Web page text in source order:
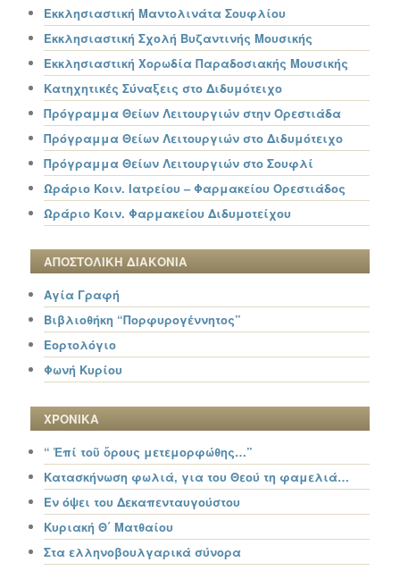
Εκκλησιαστική Μαντολινάτα Σουφλίου
Εκκλησιαστική Σχολή Βυζαντινής Μουσικής
Εκκλησιαστική Χορωδία Παραδοσιακής Μουσικής
Κατηχητικές Σύναξεις στο Διδυμότειχο
Πρόγραμμα Θείων Λειτουργιών στην Ορεστιάδα
Πρόγραμμα Θείων Λειτουργιών στο Διδυμότειχο
Πρόγραμμα Θείων Λειτουργιών στο Σουφλί
Ωράριο Κοιν. Ιατρείου – Φαρμακείου Ορεστιάδος
Ωράριο Κοιν. Φαρμακείου Διδυμοτείχου
ΑΠΟΣΤΟΛΙΚΗ ΔΙΑΚΟΝΙΑ
Αγία Γραφή
Βιβλιοθήκη “Πορφυρογέννητος”
Εορτολόγιο
Φωνή Κυρίου
ΧΡΟΝΙΚΑ
“ Ἐπί τοῦ ὄρους μετεμορφώθης…”
Κατασκήνωση φωλιά, για του Θεού τη φαμελιά…
Εν όψει του Δεκαπενταυγούστου
Κυριακή Θ΄ Ματθαίου
Στα ελληνοβουλγαρικά σύνορα